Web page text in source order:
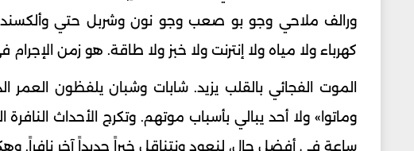
ورالف ملاحي وجو بو صعب وجو نون وشربل حتي
كهرباء ولا مياه ولا إنترنت ولا خبز ولا طاقة. هو زمن
الموت الفجائي بالقلب يزيد. شابات وشبان يلفظون
ساعة في أفضل حال، لنعود ونتناقل خبراً جديداً آخر نافراً.